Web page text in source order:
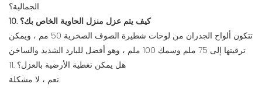
الجمالية؟
10. كيف يتم عزل منزل الحاوية الخاص بك؟
تتكون ألواح الجدران من لوحات شطيرة الصوف الصخرية 50 مم ، ويمكن
ترقيتها إلى 75 ملم وسمك 100 ملم ، وهو أفضل للبارد الشديد والساخن
11. هل يمكن تغطية الأرضية بالعزل؟
نعم ، لا مشكلة.